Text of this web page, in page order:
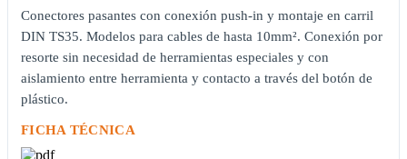
Conectores pasantes con conexión push-in y montaje en carril
DIN TS35. Modelos para cables de hasta 10mm². Conexión por
resorte sin necesidad de herramientas especiales y con
aislamiento entre herramienta y contacto a través del botón de
plástico.
FICHA TÉCNICA